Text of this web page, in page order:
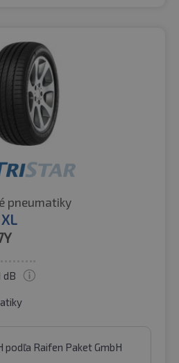
pneumatiky
dB
podľa Raifen Paket GmbH